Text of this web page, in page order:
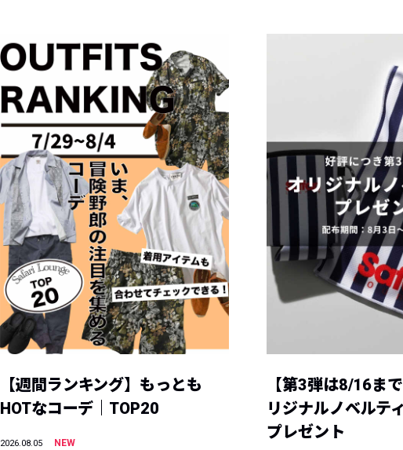
【週間ランキング】もっとも
HOTなコーデ｜TOP20
2026.08.05
NEW
【第3弾は8/16ま
リジナルノベルテ
プレゼント